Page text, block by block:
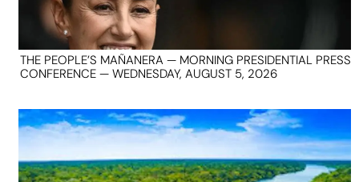
THE PEOPLE’S MAÑANERA — MORNING PRESIDENTIAL PRESS
CONFERENCE — WEDNESDAY, AUGUST 5, 2026